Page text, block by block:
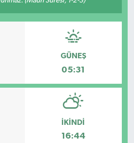
GÜNEŞ
05:31
İKINDI
16:44